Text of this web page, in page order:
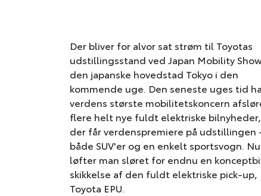
Der bliver for alvor sat strøm til Toyotas
udstillingsstand ved Japan Mobility
den japanske hovedstad Tokyo i den
kommende uge. Den seneste uges tid
verdens største mobilitetskoncern
flere helt nye fuldt elektriske bilnyheder,
der får verdenspremiere på udstillingen
både SUV'er og en enkelt sportsvogn. Nu
løfter man sløret for endnu en
skikkelse af den fuldt elektriske pick-up,
Toyota EPU.